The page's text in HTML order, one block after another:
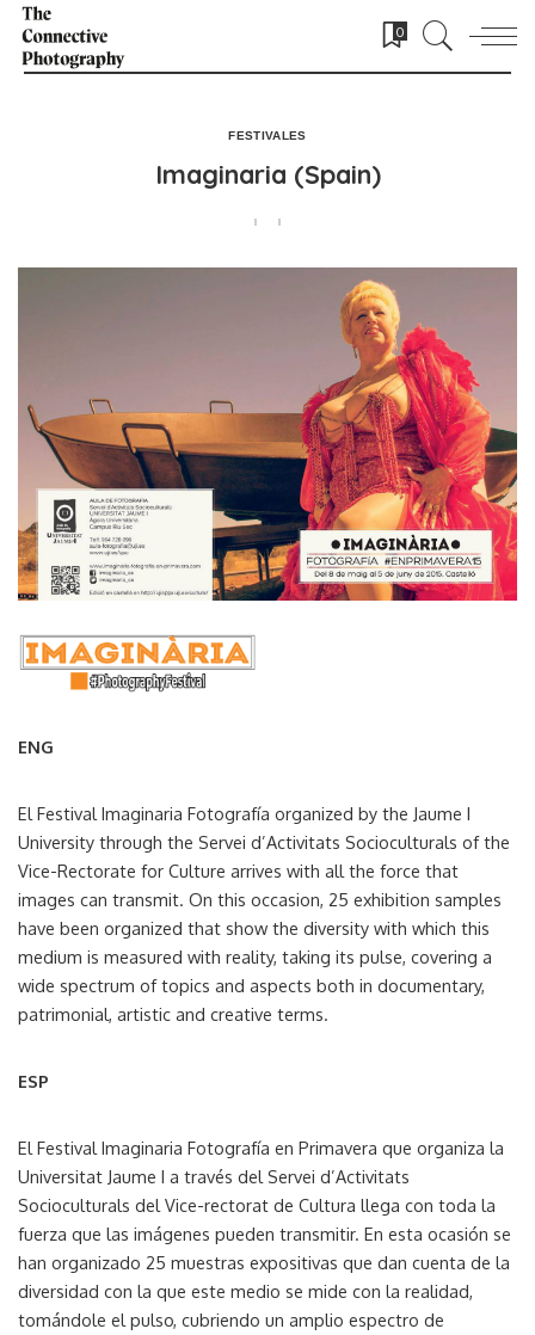
0
FESTIVALES
Imaginaria (Spain)
ENG
El Festival Imaginaria Fotografía organized by the Jaume I
University through the Servei d’Activitats Socioculturals of the
Vice-Rectorate for Culture arrives with all the force that
images can transmit. On this occasion, 25 exhibition samples
have been organized that show the diversity with which this
medium is measured with reality, taking its pulse, covering a
wide spectrum of topics and aspects both in documentary,
patrimonial, artistic and creative terms.
ESP
El Festival Imaginaria Fotografía en Primavera que organiza la
Universitat Jaume I a través del Servei d’Activitats
Socioculturals del Vice-rectorat de Cultura llega con toda la
fuerza que las imágenes pueden transmitir. En esta ocasión se
han organizado 25 muestras expositivas que dan cuenta de la
diversidad con la que este medio se mide con la realidad,
tomándole el pulso, cubriendo un amplio espectro de